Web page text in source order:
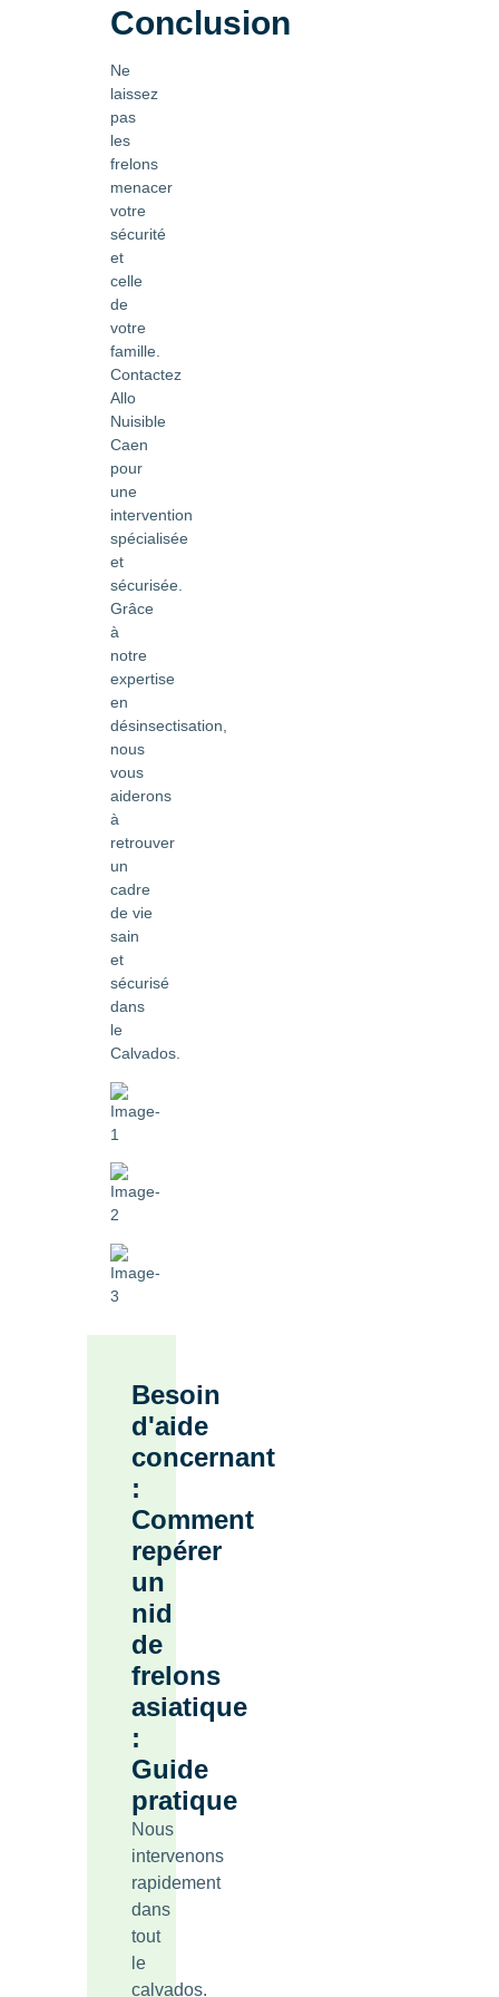
Conclusion
Ne
laissez
pas
les
frelons
menacer
votre
sécurité
et
celle
de
votre
famille.
Contactez
Allo
Nuisible
Caen
pour
une
intervention
spécialisée
et
sécurisée.
Grâce
à
notre
expertise
en
désinsectisation,
nous
vous
aiderons
à
retrouver
un
cadre
de vie
sain
et
sécurisé
dans
le
Calvados.
Besoin
d'aide
concernant
:
Comment
repérer
un
nid
de
frelons
asiatique
:
Guide
pratique
Nous
intervenons
rapidement
dans
tout
le
calvados.